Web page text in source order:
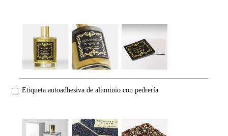
Etiqueta autoadhesiva de aluminio con pedrería